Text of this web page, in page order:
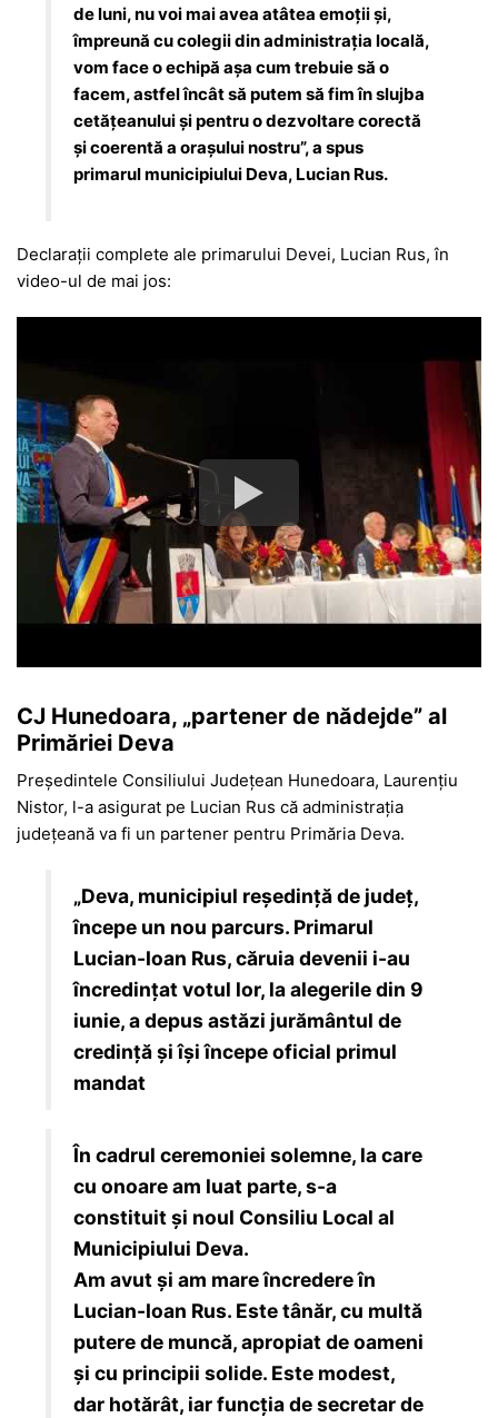
de luni, nu voi mai avea atâtea emoții și,
împreună cu colegii din administrația locală,
vom face o echipă așa cum trebuie să o
facem, astfel încât să putem să fim în slujba
cetățeanului și pentru o dezvoltare corectă
și coerentă a orașului nostru”, a spus
primarul municipiului Deva, Lucian Rus.
Declarații complete ale primarului Devei, Lucian Rus, în
video-ul de mai jos:
CJ Hunedoara, „partener de nădejde” al
Primăriei Deva
Președintele Consiliului Județean Hunedoara, Laurențiu
Nistor, l-a asigurat pe Lucian Rus că administrația
județeană va fi un partener pentru Primăria Deva.
„Deva, municipiul reședință de județ,
începe un nou parcurs. Primarul
Lucian-Ioan Rus, căruia devenii i-au
încredințat votul lor, la alegerile din 9
iunie, a depus astăzi jurământul de
credință și își începe oficial primul
mandat
În cadrul ceremoniei solemne, la care
cu onoare am luat parte, s-a
constituit și noul Consiliu Local al
Municipiului Deva.
Am avut și am mare încredere în
Lucian-Ioan Rus. Este tânăr, cu multă
putere de muncă, apropiat de oameni
și cu principii solide. Este modest,
dar hotărât, iar funcția de secretar de